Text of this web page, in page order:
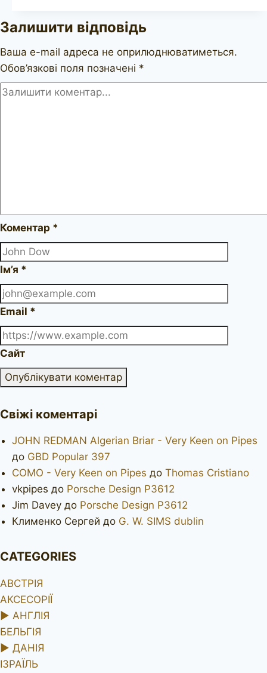
Залишити відповідь
Ваша e-mail адреса не оприлюднюватиметься.
Обов’язкові поля позначені *
Коментар *
Ім’я *
Email *
Сайт
Свіжі коментарі
JOHN REDMAN Algerian Briar - Very Keen on Pipes
до GBD Popular 397
COMO - Very Keen on Pipes до Thomas Cristiano
vkpipes до Porsche Design P3612
Jim Davey до Porsche Design P3612
Клименко Сергей до G. W. SIMS dublin
CATEGORIES
АВСТРІЯ
АКСЕСОРІЇ
► АНГЛІЯ
БЕЛЬГІЯ
► ДАНІЯ
ІЗРАЇЛЬ